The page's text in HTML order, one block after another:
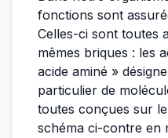
fonctions sont
Celles-ci sont toutes
mêmes briques : les
acide aminé »
particulier de
toutes conçues sur
schéma ci-contre en